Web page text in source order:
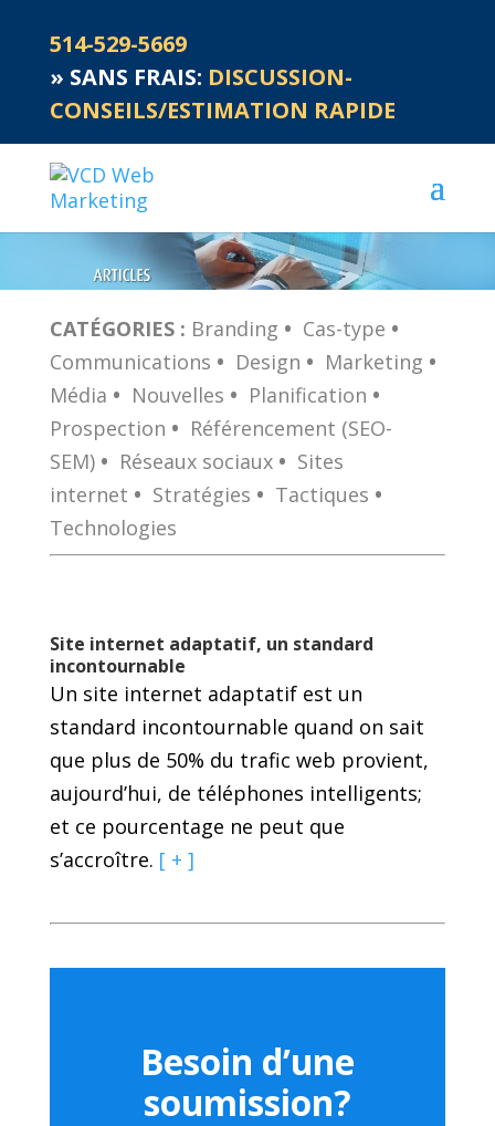
514-529-5669
» SANS FRAIS: DISCUSSION-
CONSEILS/ESTIMATION RAPIDE
CATÉGORIES : Branding • Cas-type •
Communications • Design • Marketing •
Média • Nouvelles • Planification •
Prospection • Référencement (SEO-
SEM) • Réseaux sociaux • Sites
internet • Stratégies • Tactiques •
Technologies
Site internet adaptatif, un standard
incontournable
Un site internet adaptatif est un
standard incontournable quand on sait
que plus de 50% du trafic web provient,
aujourd’hui, de téléphones intelligents;
et ce pourcentage ne peut que
s’accroître. [ + ]
Besoin d’une
soumission?